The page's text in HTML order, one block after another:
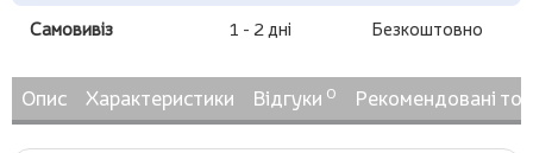
Самовивіз 1 - 2 дні Безкоштовно
Опис Характеристики Відгуки 0 Рекомендовані